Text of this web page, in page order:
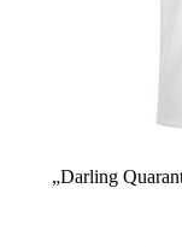
„Darling